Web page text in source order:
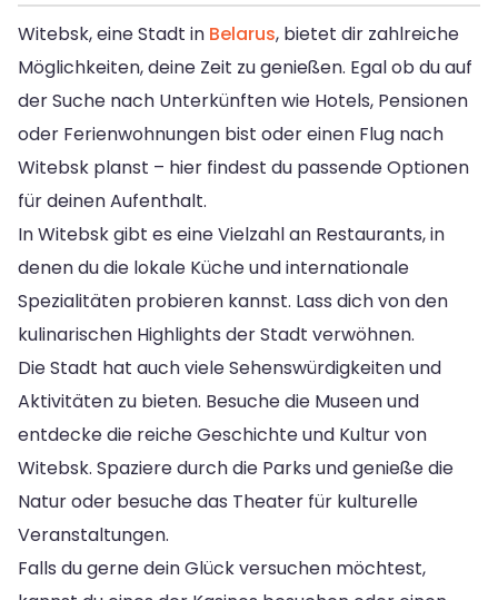
Witebsk, eine Stadt in Belarus, bietet dir zahlreiche
Möglichkeiten, deine Zeit zu genießen. Egal ob du auf
der Suche nach Unterkünften wie Hotels, Pensionen
oder Ferienwohnungen bist oder einen Flug nach
Witebsk planst – hier findest du passende Optionen
für deinen Aufenthalt.
In Witebsk gibt es eine Vielzahl an Restaurants, in
denen du die lokale Küche und internationale
Spezialitäten probieren kannst. Lass dich von den
kulinarischen Highlights der Stadt verwöhnen.
Die Stadt hat auch viele Sehenswürdigkeiten und
Aktivitäten zu bieten. Besuche die Museen und
entdecke die reiche Geschichte und Kultur von
Witebsk. Spaziere durch die Parks und genieße die
Natur oder besuche das Theater für kulturelle
Veranstaltungen.
Falls du gerne dein Glück versuchen möchtest,